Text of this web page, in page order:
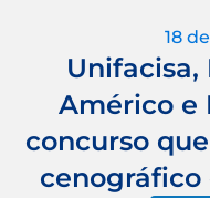
18
Unifacisa,
Américo e
concurso
cenográfico